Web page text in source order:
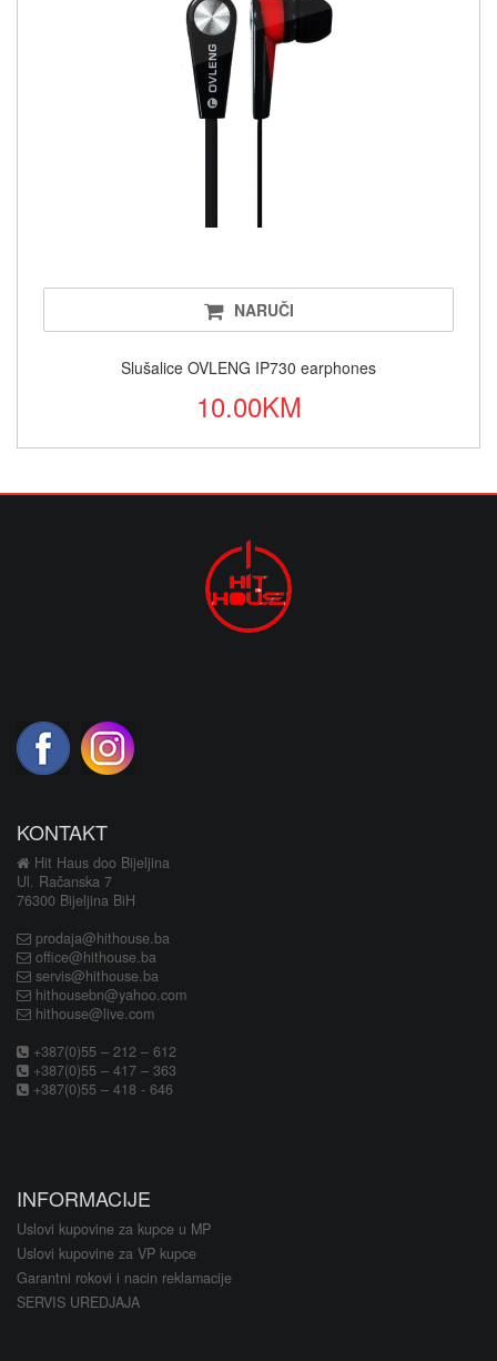
NARUČI
Slušalice OVLENG IP730 earphones
10.00KM
KONTAKT
Hit Haus doo Bijeljina
Ul. Račanska 7
76300 Bijeljina BiH
prodaja@hithouse.ba
office@hithouse.ba
servis@hithouse.ba
hithousebn@yahoo.com
hithouse@live.com
+387(0)55 – 212 – 612
+387(0)55 – 417 – 363
+387(0)55 – 418 - 646
INFORMACIJE
Uslovi kupovine za kupce u MP
Uslovi kupovine za VP kupce
Garantni rokovi i nacin reklamacije
SERVIS UREDJAJA